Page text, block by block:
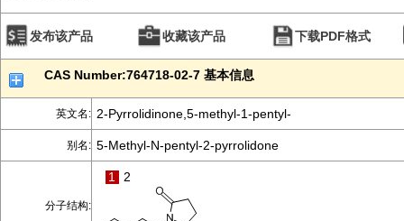
发布该产品 收藏该产品 下载PDF格式
CAS Number:764718-02-7 基本信息
英文名: 2-Pyrrolidinone,5-methyl-1-pentyl-
别名: 5-Methyl-N-pentyl-2-pyrrolidone
分子结构:
1 2